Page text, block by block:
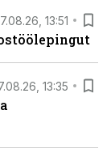
13:51
13:35